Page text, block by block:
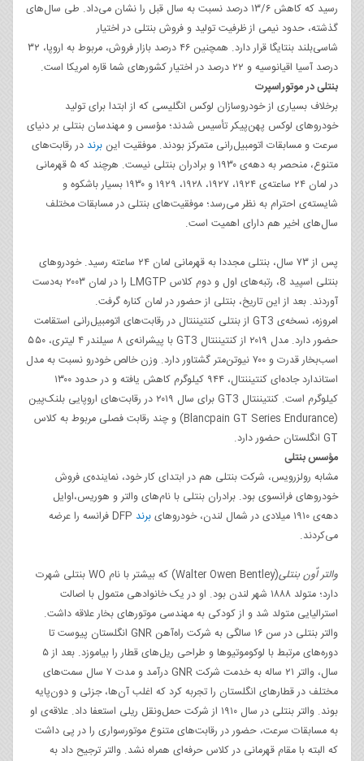
رسید که کاهش ۱۳/۶ درصد نسبت به سال قبل را نشان می‌داد. طی سال‌های
گذشته، حدود نیمی از ظرفیت تولید و فروش بنتلی در اختیار
شاسی‌بلند بنتایگا قرار دارد. همچنین ۴۶ درصد بازار فروش، مربوط به اروپا، ۳۲
درصد آسیا اقیانوسیه و ۲۲ درصد در اختیار کشورهای شما قاره امریکا است.
بنتلی در موتوراسپرت
برخلاف بسیاری از خودروسازان لوکس انگلیسی که از ابتدا برای تولید
خودروهای لوکس پهن‌پیکر تأسیس شدند؛ مؤسس و مهندسان بنتلی بر دنیای
سرعت و مسابقات اتومبیل‌رانی متمرکز بودند. موفقیت این برند در رقابت‌های
متنوع، منحصر به دهه‌ی ۱۹۳۰ و برادران بنتلی نیست. هرچند که ۵ قهرمانی
در لمان ۲۴ ساعته‌ی ۱۹۲۴، ۱۹۲۷، ۱۹۲۸، ۱۹۲۹ و ۱۹۳۰ بسیار باشکوه و
شایسته‌ی احترام به نظر می‌رسد؛ موفقیت‌های بنتلی در مسابقات مختلف
سال‌های اخیر هم دارای اهمیت است.
پس از ۷۳ سال، بنتلی مجددا به قهرمانی لمان ۲۴ ساعته رسید. خودروهای
بنتلی اسپید 8، رتبه‌های اول و دوم کلاس LMGTP را در لمان ۲۰۰۳ به‌دست
آوردند. بعد از این تاریخ، بنتلی از حضور در لمان کناره گرفت.
امروزه، نسخه‌ی GT3 از بنتلی کنتیننتال در رقابت‌های اتومبیل‌رانی استقامت
حضور دارد. مدل ۲۰۱۹ از کنتیننتال GT3 با پیشرانه‌ی ۸ سیلندر ۴ لیتری، ۵۵۰
اسب‌بخار قدرت و ۷۰۰ نیوتن‌متر گشتاور دارد. وزن خالص خودرو نسبت به مدل
استاندارد جاده‌ای کنتیننتال، ۹۴۴ کیلوگرم کاهش یافته و در حدود ۱۳۰۰
کیلوگرم است. کنتیننتال GT3 برای سال ۲۰۱۹ در رقابت‌های اروپایی بلنک‌پین
(Blancpain GT Series Endurance) و چند رقابت فصلی مربوط به کلاس
GT انگلستان حضور دارد.
مؤسس بنتلی
مشابه رولزرویس، شرکت بنتلی هم در ابتدای کار خود، نماینده‌ی فروش
خودروهای فرانسوی بود. برادران بنتلی با نام‌های والتر و هوریس،اوایل
دهه‌ی ۱۹۱۰ میلادی در شمال لندن، خودروهای
برند
DFP فرانسه را عرضه
می‌کردند.
والتر اٌون بنتلی
(Walter Owen Bentley) که بیشتر با نام WO بنتلی شهرت
دارد؛ متولد ۱۸۸۸ شهر لندن بود. او در یک خانواده‎ی متمول با اصالت
استرالیایی متولد شد و از کودکی به مهندسی موتورهای بخار علاقه داشت.
والتر بنتلی در سن ۱۶ سالگی به شرکت راه‌آهن GNR انگلستان پیوست تا
دوره‌های مرتبط با لوکوموتیو‌ها و طراحی ریل‌های قطار را بیاموزد. بعد از ۵
سال، والتر ۲۱ ساله به خدمت شرکت GNR درآمد و مدت ۷ سال سمت‌های
مختلف در قطارهای انگلستان را تجربه کرد که اغلب آن‌ها، جزئی و دون‌پایه
بوند. والتر بنتلی در سال ۱۹۱۰ از شرکت حمل‌و‌نقل ریلی استعفا داد. علاقه‌ی او
به مسابقات سرعت، حضور در رقابت‌های متنوع موتورسواری را در پی داشت
که البته با مقام قهرمانی در کلاس حرفه‌ای همراه نشد. والتر ترجیح داد به